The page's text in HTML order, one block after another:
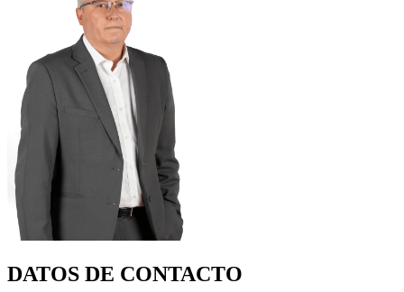
DATOS DE CONTACTO